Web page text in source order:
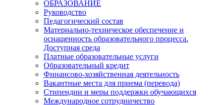
ОБРАЗОВАНИЕ
Руководство
Педагогический состав
Материально-техническое обеспечение и
оснащенность образовательного процесса.
Доступная среда
Платные образовательные услуги
Образовательный кредит
Финансово-хозяйственная деятельность
Вакантные места для приема (перевода)
Стипендии и меры поддержки обучающихся
Международное сотрудничество